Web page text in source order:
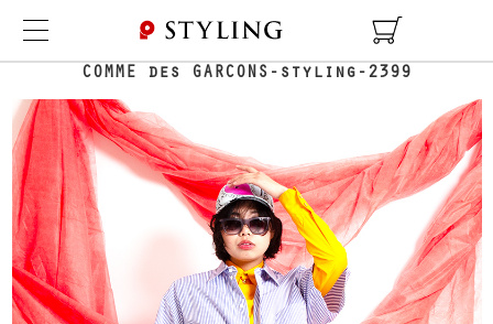
TOP COORDINATE DETAIL
COMME des GARCONS-styling-2399